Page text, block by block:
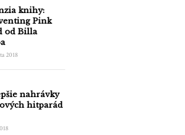
knihy:
Pink
od Billa
2018
nahrávky
hitparád